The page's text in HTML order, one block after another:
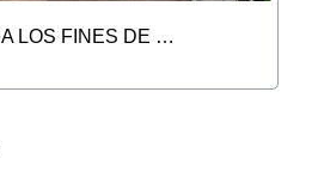
ARRIENDO CABAÑA LOS FINES DE SEMANA EN CHINACOTA